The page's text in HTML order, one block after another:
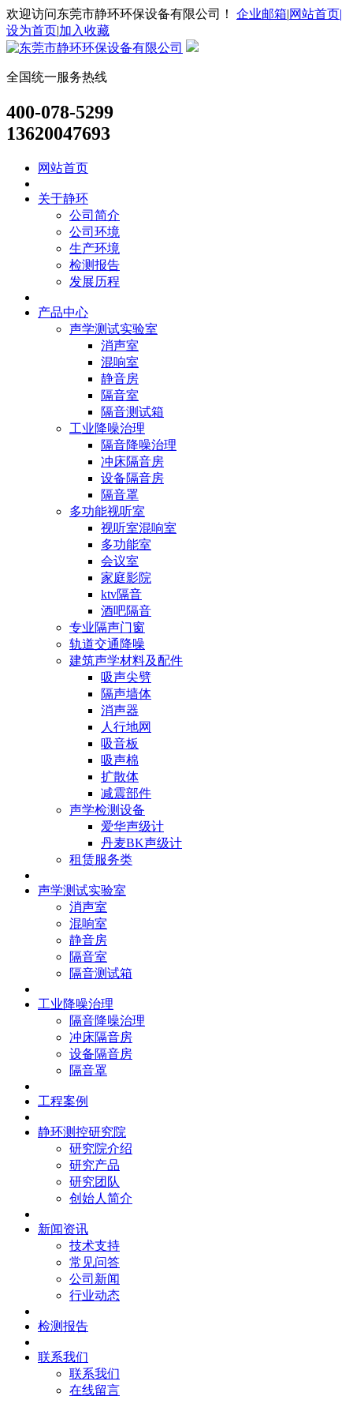
欢迎访问东莞市静环环保设备有限公司！ 企业邮箱|网站首页|
设为首页|加入收藏
全国统一服务热线
400-078-5299
13620047693
网站首页
关于静环
公司简介
公司环境
生产环境
检测报告
发展历程
产品中心
声学测试实验室
消声室
混响室
静音房
隔音室
隔音测试箱
工业降噪治理
隔音降噪治理
冲床隔音房
设备隔音房
隔音罩
多功能视听室
视听室混响室
多功能室
会议室
家庭影院
ktv隔音
酒吧隔音
专业隔声门窗
轨道交通降噪
建筑声学材料及配件
吸声尖劈
隔声墙体
消声器
人行地网
吸音板
吸声棉
扩散体
减震部件
声学检测设备
爱华声级计
丹麦BK声级计
租赁服务类
声学测试实验室
消声室
混响室
静音房
隔音室
隔音测试箱
工业降噪治理
隔音降噪治理
冲床隔音房
设备隔音房
隔音罩
工程案例
静环测控研究院
研究院介绍
研究产品
研究团队
创始人简介
新闻资讯
技术支持
常见问答
公司新闻
行业动态
检测报告
联系我们
联系我们
在线留言